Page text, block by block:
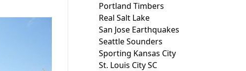
Portland Timbers
Real Salt Lake
San Jose Earthquakes
Seattle Sounders
Sporting Kansas City
St. Louis City SC